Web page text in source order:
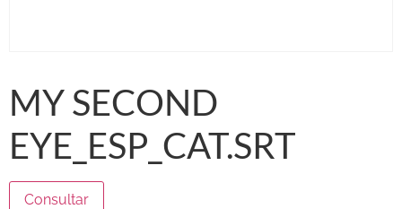
MY SECOND
EYE_ESP_CAT.SRT
Consultar